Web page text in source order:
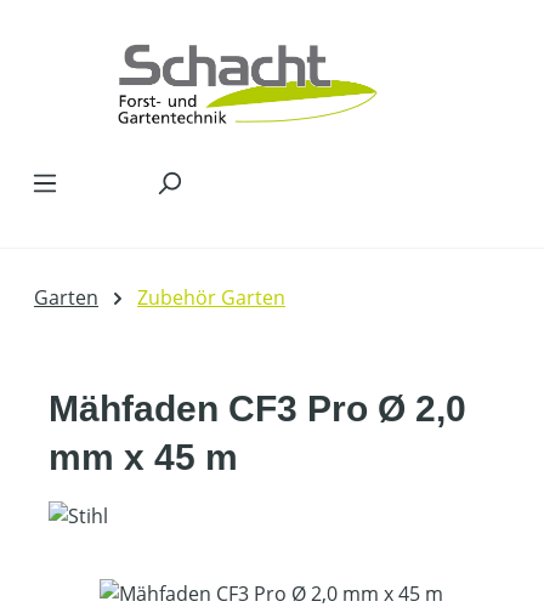
Garten Zubehör Garten
Mähfaden CF3 Pro Ø 2,0
mm x 45 m
Bildergalerie überspringen